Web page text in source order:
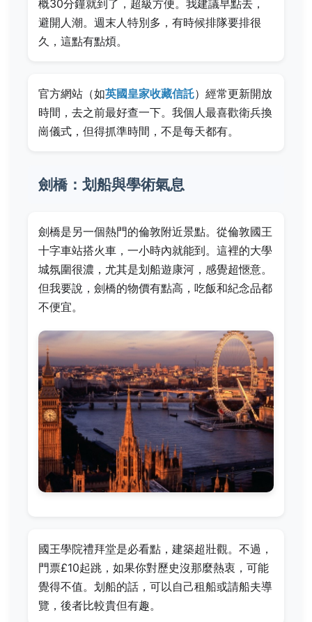
概30分鐘就到了，超級方便。我建議早點去，
避開人潮。週末人特別多，有時候排隊要排很
久，這點有點煩。
官方網站（如英國皇家收藏信託）經常更新開放
時間，去之前最好查一下。我個人最喜歡衛兵換
崗儀式，但得抓準時間，不是每天都有。
劍橋：划船與學術氣息
劍橋是另一個熱門的倫敦附近景點。從倫敦國王
十字車站搭火車，一小時內就能到。這裡的大學
城氛圍很濃，尤其是划船遊康河，感覺超愜意。
但我要說，劍橋的物價有點高，吃飯和紀念品都
不便宜。
國王學院禮拜堂是必看點，建築超壯觀。不過，
門票£10起跳，如果你對歷史沒那麼熱衷，可能
覺得不值。划船的話，可以自己租船或請船夫導
覽，後者比較貴但有趣。